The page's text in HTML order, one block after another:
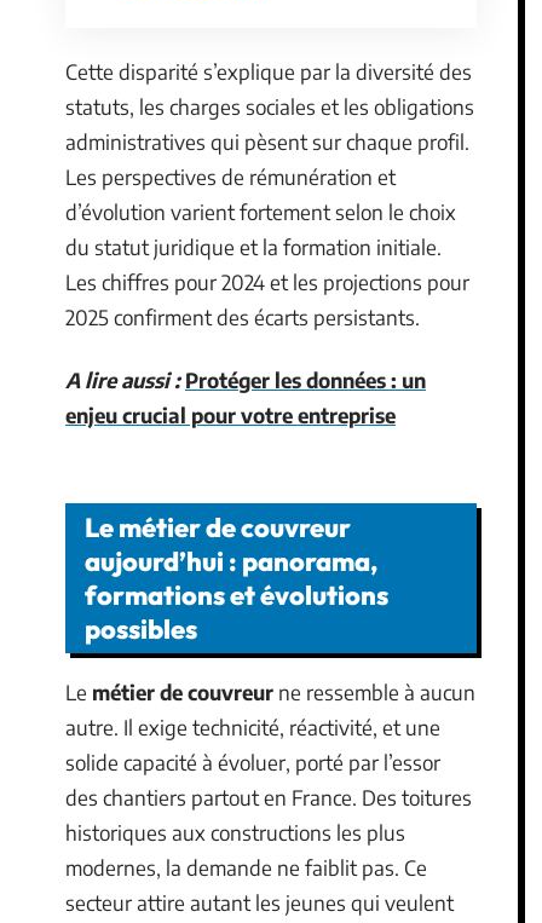
Cette disparité s’explique par la diversité des
statuts, les charges sociales et les obligations
administratives qui pèsent sur chaque profil.
Les perspectives de rémunération et
d’évolution varient fortement selon le choix
du statut juridique et la formation initiale.
Les chiffres pour 2024 et les projections pour
2025 confirment des écarts persistants.
A lire aussi : Protéger les données : un
enjeu crucial pour votre entreprise
Le métier de couvreur
aujourd’hui : panorama,
formations et évolutions
possibles
Le métier de couvreur ne ressemble à aucun
autre. Il exige technicité, réactivité, et une
solide capacité à évoluer, porté par l’essor
des chantiers partout en France. Des toitures
historiques aux constructions les plus
modernes, la demande ne faiblit pas. Ce
secteur attire autant les jeunes qui veulent